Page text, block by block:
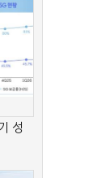
성